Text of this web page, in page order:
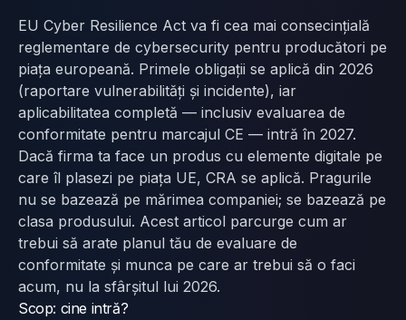
EU Cyber Resilience Act va fi cea mai consecințială
reglementare de cybersecurity pentru producători pe
piața europeană. Primele obligații se aplică din 2026
(raportare vulnerabilități și incidente), iar
aplicabilitatea completă — inclusiv evaluarea de
conformitate pentru marcajul CE — intră în 2027.
Dacă firma ta face un produs cu elemente digitale pe
care îl plasezi pe piața UE, CRA se aplică. Pragurile
nu se bazează pe mărimea companiei; se bazează pe
clasa produsului. Acest articol parcurge cum ar
trebui să arate planul tău de evaluare de
conformitate și munca pe care ar trebui să o faci
acum, nu la sfârșitul lui 2026.
Scop: cine intră?